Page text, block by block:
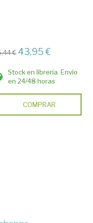
€ 43,95 €
Stock en librería. Envío
en 24/48 horas
COMPRAR